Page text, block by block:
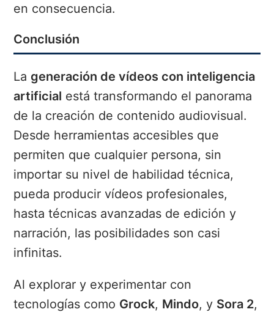
en consecuencia.
Conclusión
La generación de vídeos con inteligencia
artificial está transformando el panorama
de la creación de contenido audiovisual.
Desde herramientas accesibles que
permiten que cualquier persona, sin
importar su nivel de habilidad técnica,
pueda producir vídeos profesionales,
hasta técnicas avanzadas de edición y
narración, las posibilidades son casi
infinitas.
Al explorar y experimentar con
tecnologías como Grock, Mindo, y Sora 2,